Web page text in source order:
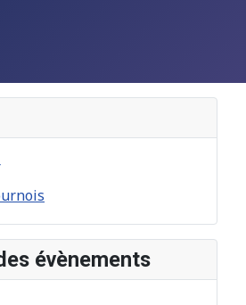
évènements